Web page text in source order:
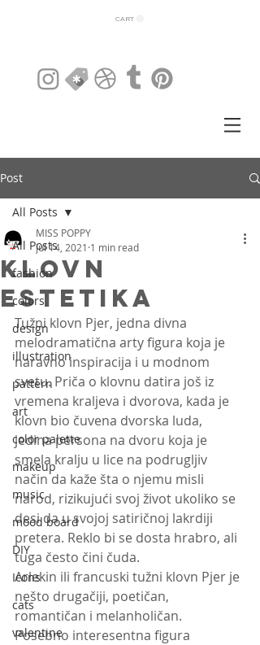
CART
Post
All Posts
fashion
colors
design
illustration
pattern
art
color palette
makeup
music
mood board
DIY
Icons
cats
valentine
All Posts
Klovn
estetika
MISS POPPY
Jul 14, 2021 1 min read
Tužni klovn Pjer, jedna divna
melodramatična arty figura koja je
naravno inspiracija i u modnom
svetu. Priča o klovnu datira još iz
vremena kraljeva i dvorova, kada je
klovn bio čuvena dvorska luda,
jedina persona na dvoru koja je
smela kralju u lice na podrugljiv
način da kaže šta o njemu misli
narod, rizikujući svoj život ukoliko se
desi da u svojoj satiričnoj lakrdiji
pretera. Reklo bi se dosta hrabro, ali
tuga često čini čuda.
Arlekin ili francuski tužni klovn Pjer je
nešto drugačiji, poetičan,
romantičan i melanholičan.
Posebno interesentna figura